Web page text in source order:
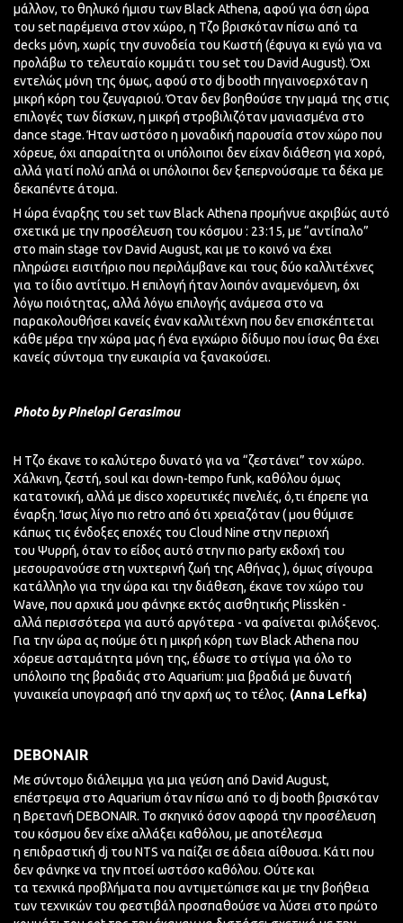
μάλλον, το θηλυκό ήμισυ των Black Athena, αφού για όση ώρα
του set παρέμεινα στον χώρο, η Tζο βρισκόταν πίσω από τα
decks μόνη, χωρίς την συνοδεία του Kωστή (έφυγα κι εγώ για να
προλάβω το τελευταίο κομμάτι του set του David August). Όχι
εντελώς μόνη της όμως, αφού στο dj booth πηγαινοερχόταν η
μικρή κόρη του ζευγαριού. Όταν δεν βοηθούσε την μαμά της στις
επιλογές των δίσκων, η μικρή στροβιλιζόταν μανιασμένα στο
dance stage. Ήταν ωστόσο η μοναδική παρουσία στον χώρο που
χόρευε, όχι απαραίτητα οι υπόλοιποι δεν είχαν διάθεση για χορό,
αλλά γιατί πολύ απλά οι υπόλοιποι δεν ξεπερνούσαμε τα δέκα με
δεκαπέντε άτομα.
Η ώρα έναρξης του set των Black Athena προμήνυε ακριβώς αυτό
σχετικά με την προσέλευση του κόσμου : 23:15, με “αντίπαλο”
στο main stage τον David August, και με το κοινό να έχει
πληρώσει εισιτήριο που περιλάμβανε και τους δύο καλλιτέχνες
για το ίδιο αντίτιμο. Η επιλογή ήταν λοιπόν αναμενόμενη, όχι
λόγω ποιότητας, αλλά λόγω επιλογής ανάμεσα στο να
παρακολουθήσει κανείς έναν καλλιτέχνη που δεν επισκέπτεται
κάθε μέρα την χώρα μας ή ένα εγχώριο δίδυμο που ίσως θα έχει
κανείς σύντομα την ευκαιρία να ξανακούσει.
Photo by Pinelopi Gerasimou
Η Τζο έκανε το καλύτερο δυνατό για να “ζεστάνει” τον χώρο.
Χάλκινη, ζεστή, soul και down-tempo funk, καθόλου όμως
κατατονική, αλλά με disco χορευτικές πινελιές, ό,τι έπρεπε για
έναρξη. Ίσως λίγο πιο retro από ότι χρειαζόταν ( μου θύμισε
κάπως τις ένδοξες εποχές του Cloud Nine στην περιοχή
του Ψυρρή, όταν το είδος αυτό στην πιο party εκδοχή του
μεσουρανούσε στη νυχτερινή ζωή της Αθήνας ), όμως σίγουρα
κατάλληλο για την ώρα και την διάθεση, έκανε τον χώρο του
Wave, που αρχικά μου φάνηκε εκτός αισθητικής Plisskën -
αλλά περισσότερα για αυτό αργότερα - να φαίνεται φιλόξενος.
Για την ώρα ας πούμε ότι η μικρή κόρη των Black Athena που
χόρευε ασταμάτητα μόνη της, έδωσε το στίγμα για όλο το
υπόλοιπο της βραδιάς στο Αquarium: μια βραδιά με δυνατή
γυναικεία υπογραφή από την αρχή ως το τέλος. (Anna Lefka)
DEBONAIR
Με σύντομο διάλειμμα για μια γεύση από David August,
επέστρεψα στο Aquarium όταν πίσω από το dj booth βρισκόταν
η Βρετανή DEBONAIR. To σκηνικό όσον αφορά την προσέλευση
του κόσμου δεν είχε αλλάξει καθόλου, με αποτέλεσμα
η επιδραστική dj του ΝΤS να παίζει σε άδεια αίθουσα. Κάτι που
δεν φάνηκε να την πτοεί ωστόσο καθόλου. Ούτε και
τα τεχνικά προβλήματα που αντιμετώπισε και με την βοήθεια
των τεχνικών του φεστιβάλ προσπαθούσε να λύσει στο πρώτο